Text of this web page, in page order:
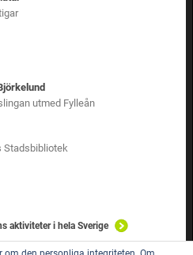
utmed Fylleån
aktiviteter i hela Sverige